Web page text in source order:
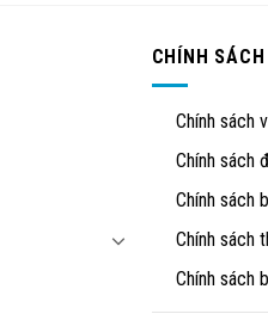
CHÍNH
Chính sách
Chính sách
Chính sách
Chính sách
Chính sách